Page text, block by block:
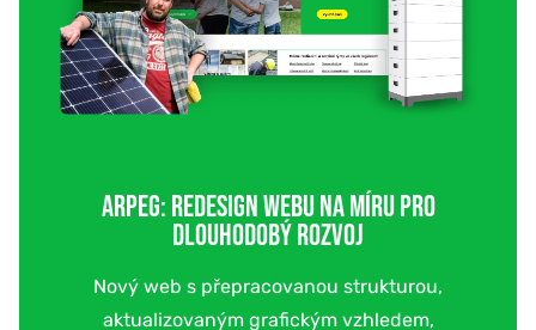
ARPEG: REDESIGN WEBU NA MÍRU PRO
DLOUHODOBÝ ROZVOJ
Nový web s přepracovanou strukturou,
aktualizovaným grafickým vzhledem,